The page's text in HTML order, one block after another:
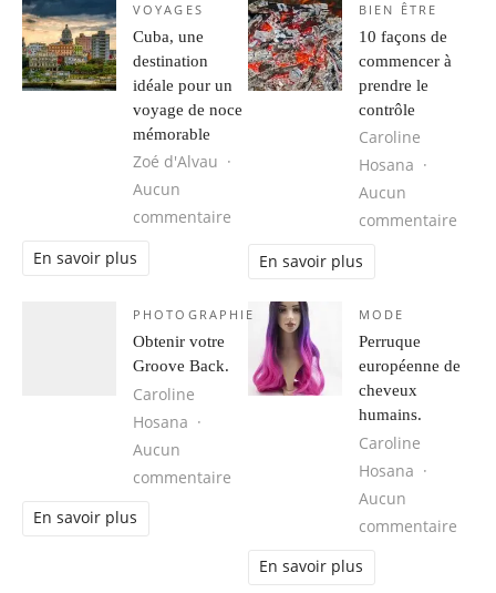
VOYAGES
Cuba, une
destination
idéale pour un
voyage de noce
mémorable
Zoé d'Alvau
Aucun
commentaire sur Cuba, une destination idéale
En savoir plus
BIEN ÊTRE
10 façons de
commencer à
prendre le
contrôle
Caroline
Hosana
Aucun
commentaire
En savoir plus
PHOTOGRAPHIE
Obtenir votre
Groove Back.
Caroline
Hosana
Aucun
commentaire sur Obtenir votre Groove Back.
En savoir plus
MODE
Perruque
européenne de
cheveux
humains.
Caroline
Hosana
Aucun
commentaire
En savoir plus